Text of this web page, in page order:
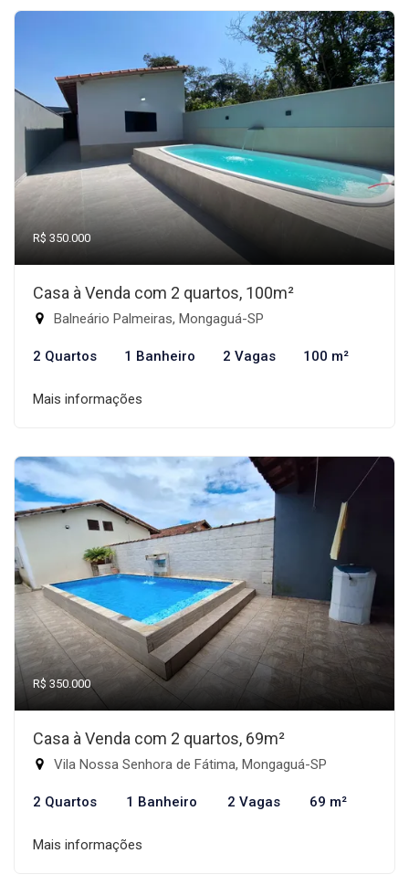
R$ 350.000
Casa à Venda com 2 quartos, 100m²
Balneário Palmeiras, Mongaguá-SP
2 Quartos 1 Banheiro 2 Vagas 100 m²
Mais informações
R$ 350.000
Casa à Venda com 2 quartos, 69m²
Vila Nossa Senhora de Fátima, Mongaguá-SP
2 Quartos 1 Banheiro 2 Vagas 69 m²
Mais informações